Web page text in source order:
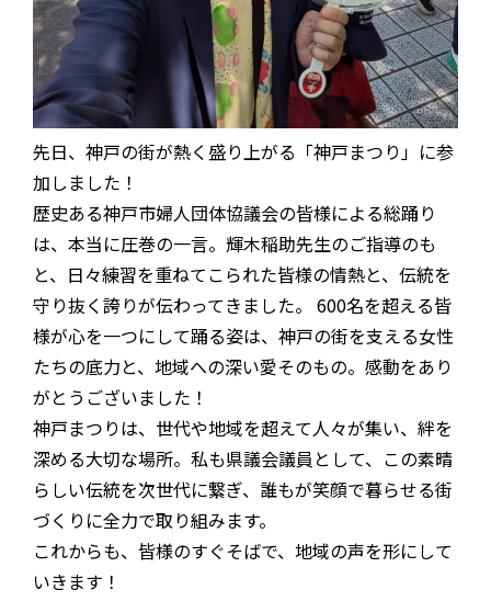
先日、神戸の街が熱く盛り上がる「神戸まつり」に参
加しました！
歴史ある神戸市婦人団体協議会の皆様による総踊り
は、本当に圧巻の一言。輝木稲助先生のご指導のも
と、日々練習を重ねてこられた皆様の情熱と、伝統を
守り抜く誇りが伝わってきました。 600名を超える皆
様が心を一つにして踊る姿は、神戸の街を支える女性
たちの底力と、地域への深い愛そのもの。感動をあり
がとうございました！
神戸まつりは、世代や地域を超えて人々が集い、絆を
深める大切な場所。私も県議会議員として、この素晴
らしい伝統を次世代に繋ぎ、誰もが笑顔で暮らせる街
づくりに全力で取り組みます。
これからも、皆様のすぐそばで、地域の声を形にして
いきます！